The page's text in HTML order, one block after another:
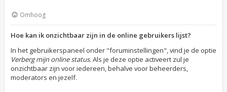
Omhoog
Hoe kan ik onzichtbaar zijn in de online gebruikers lijst?
In het gebruikerspaneel onder "foruminstellingen", vind je de optie
Verberg mijn online status. Als je deze optie activeert zul je
onzichtbaar zijn voor iedereen, behalve voor beheerders,
moderators en jezelf.